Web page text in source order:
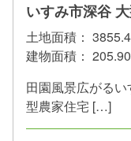
いすみ市深谷
土地面積：
建物面積：
田園風景広がる
型農家住宅 […]